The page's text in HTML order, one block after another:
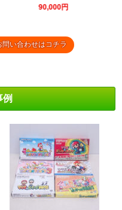
90,000円
い合わせはコチラ